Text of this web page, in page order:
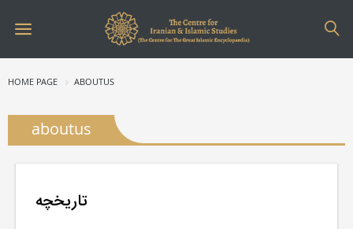
HOME PAGE ABOUTUS
aboutus
تاریخچه